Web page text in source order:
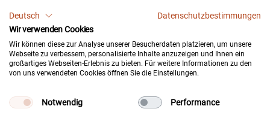
07360 Lloseta (Illes Balears)
Spanien
Impressum
Kontakt
Deutsch
Datenschutzbestimmungen
Wir verwenden Cookies
Wir können diese zur Analyse unserer Besucherdaten platzieren, um unsere
Webseite zu verbessern, personalisierte Inhalte anzuzeigen und Ihnen ein
großartiges Webseiten-Erlebnis zu bieten. Für weitere Informationen zu den
von uns verwendeten Cookies öffnen Sie die Einstellungen.
Notwendig Performance